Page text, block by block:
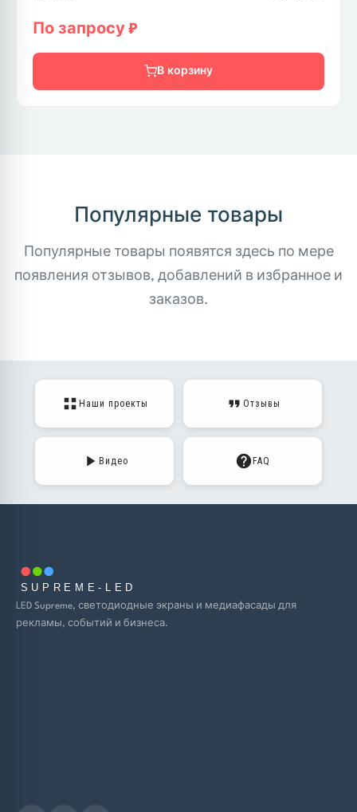
По запросу ₽
В корзину
Популярные товары
Популярные товары появятся здесь по мере
появления отзывов, добавлений в избранное и
заказов.
Наши проекты Отзывы
Видео FAQ
SUPREME-LED
LED Supreme, светодиодные экраны и медиафасады для
рекламы, событий и бизнеса.